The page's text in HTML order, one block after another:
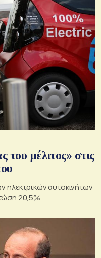
του μέλιτος» στις
ηλεκτρικών αυτοκινήτων
20,5%